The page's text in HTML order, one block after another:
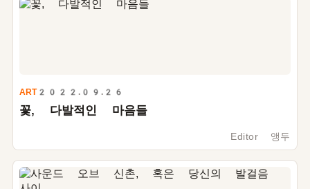
ART2022.09.26
꽃, 다발적인 마음들
Editor 앵두